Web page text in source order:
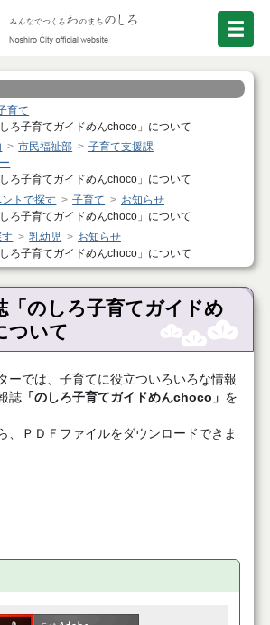
育て
ろ子育てガイドめんchoco」について
市民福祉部
子育て支援課
ろ子育てガイドめんchoco」について
トで探す 子育て
お知らせ
ろ子育てガイドめんchoco」について
乳幼児
お知らせ
ろ子育てガイドめんchoco」について
「のしろ子育てガイドめ
ついて
ーでは、子育てに役立ついろいろな情報
誌「のしろ子育てガイドめんchoco」 を
ＰＤＦファイルをダウンロードできま